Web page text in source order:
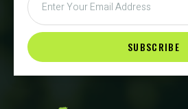
SUBSCRIBE